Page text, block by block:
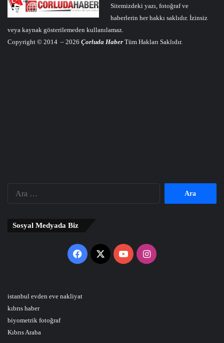
Sitemizdeki yazı, fotoğraf ve
haberlerin her hakkı saklıdır. İzinsiz
veya kaynak gösterilemeden kullanılamaz.
Copyright © 2014 – 2026 Çorluda Haber Tüm Hakları Saklıdır.
Sosyal Medyada Biz
Facebook
X YouTubeInstagram
istanbul evden eve nakliyat
kıbrıs haber
biyometrik fotoğraf
Kıbrıs Araba